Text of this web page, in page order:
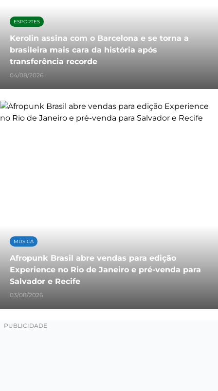
ESPORTES
Kerolin assina com o Barcelona e se torna a
brasileira mais cara da história após
transferência recorde
04/08/2026
MÚSICA
Afropunk Brasil abre vendas para edição
Experience no Rio de Janeiro e pré-venda para
Salvador e Recife
03/08/2026